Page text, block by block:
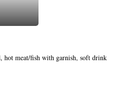
hot meat/fish with garnish, soft drink